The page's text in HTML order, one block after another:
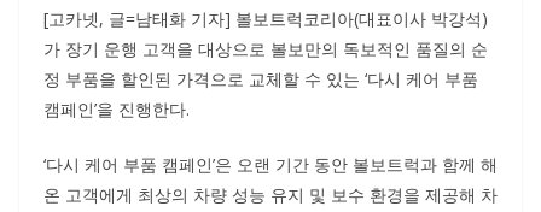
[고카넷, 글=남태화 기자] 볼보트럭코리아(대표이사 박강석)
가 장기 운행 고객을 대상으로 볼보만의 독보적인 품질의 순
정 부품을 할인된 가격으로 교체할 수 있는 ‘다시 케어 부품
캠페인’을 진행한다.
‘다시 케어 부품 캠페인’은 오랜 기간 동안 볼보트럭과 함께 해
온 고객에게 최상의 차량 성능 유지 및 보수 환경을 제공해 차